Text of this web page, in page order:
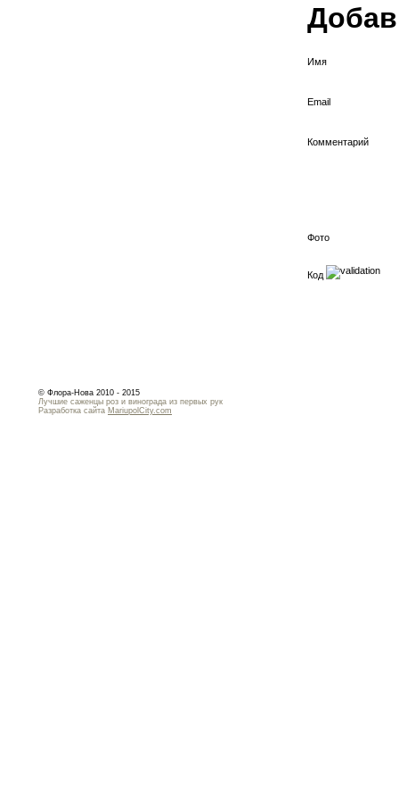
Имя
Email
Комментарий
Фото
Код
© Флора-Нова 2010 - 2015
Лучшие саженцы роз и винограда из первых рук
Разработка сайта MariupolCity.com